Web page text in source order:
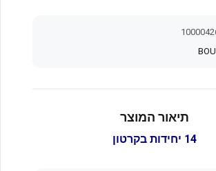
תיאור המוצר
14 יחידות בקרטון